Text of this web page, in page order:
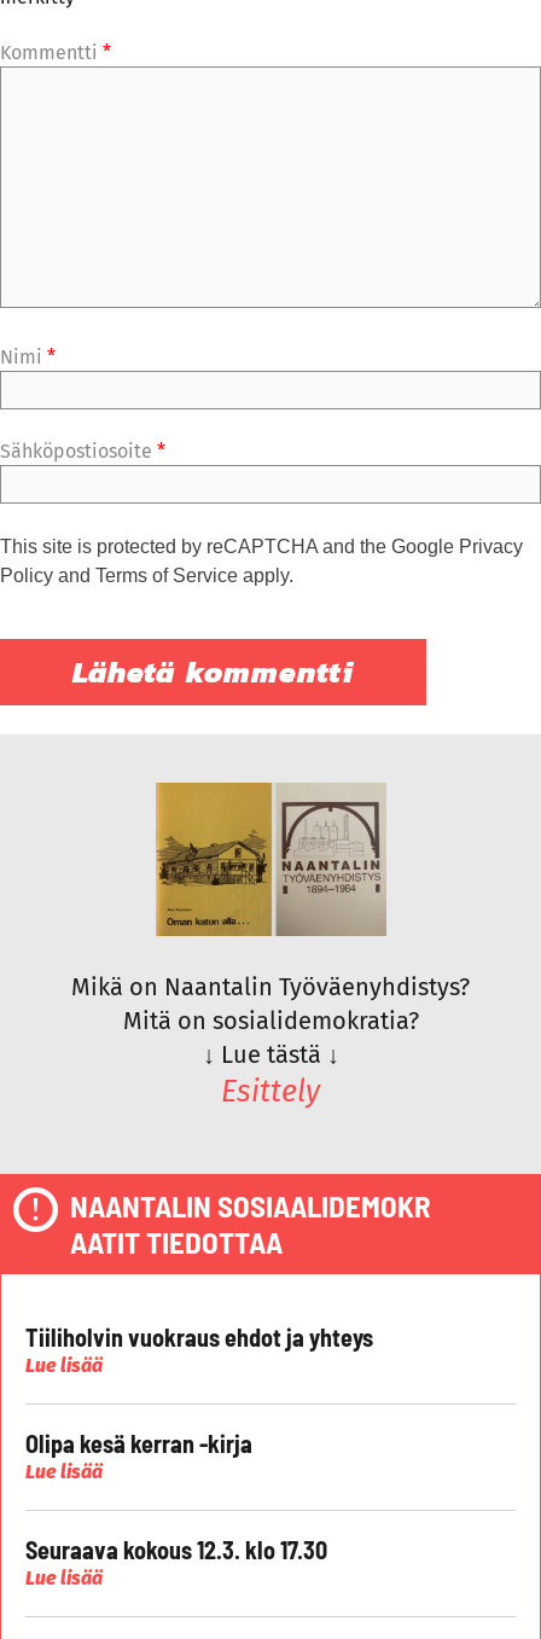
Kommentti *
Nimi *
Sähköpostiosoite *
This site is protected by reCAPTCHA and the Google Privacy
Policy and Terms of Service apply.
Mikä on Naantalin Työväenyhdistys?
Mitä on sosialidemokratia?
↓ Lue tästä ↓
Esittely
NAANTALIN SOSIAALIDEMOKR
AATIT TIEDOTTAA
Tiiliholvin vuokraus ehdot ja yhteys
Lue lisää
Olipa kesä kerran -kirja
Lue lisää
Seuraava kokous 12.3. klo 17.30
Lue lisää